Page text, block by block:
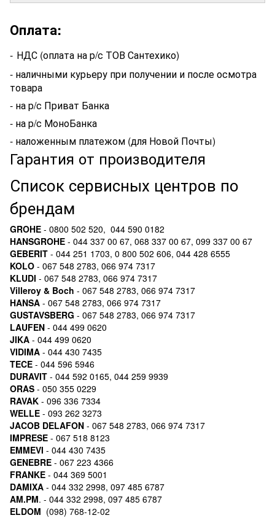
Оплата:
- НДС (оплата на р/с ТОВ Сантехико)
- наличными курьеру при получении и после осмотра
товара
- на р/с Приват Банка
- на р/с МоноБанка
- наложенным платежом (для Новой Почты)
Гарантия от производителя
Список сервисных центров по
брендам
GROHE - 0800 502 520, 044 590 0182
HANSGROHE - 044 337 00 67, 068 337 00 67, 099 337 00 67
GEBERIT - 044 251 1703, 0 800 502 606, 044 428 6555
KOLO - 067 548 2783, 066 974 7317
KLUDI - 067 548 2783, 066 974 7317
Villeroy & Boch - 067 548 2783, 066 974 7317
HANSA - 067 548 2783, 066 974 7317
GUSTAVSBERG - 067 548 2783, 066 974 7317
LAUFEN - 044 499 0620
JIKA - 044 499 0620
VIDIMA - 044 430 7435
TECE - 044 596 5946
DURAVIT - 044 592 0165, 044 259 9939
ORAS - 050 355 0229
RAVAK - 096 336 7334
WELLE - 093 262 3273
JACOB DELAFON - 067 548 2783, 066 974 7317
IMPRESE - 067 518 8123
EMMEVI - 044 430 7435
GENEBRE - 067 223 4366
FRANKE - 044 369 5001
DAMIXA - 044 332 2998, 097 485 6787
AM.PM. - 044 332 2998, 097 485 6787
ELDOM (098) 768-12-02